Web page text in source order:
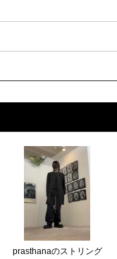
prasthanaのストリング